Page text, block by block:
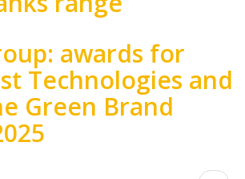
awards for
Technologies and
Green Brand